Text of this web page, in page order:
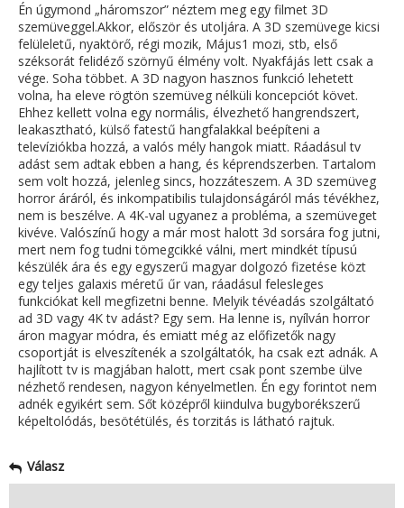
Én úgymond „háromszor” néztem meg egy filmet 3D
szemüveggel.Akkor, először és utoljára. A 3D szemüvege kicsi
felüleletű, nyaktörő, régi mozik, Május1 mozi, stb, első
széksorát felidéző szörnyű élmény volt. Nyakfájás lett csak a
vége. Soha többet. A 3D nagyon hasznos funkció lehetett
volna, ha eleve rögtön szemüveg nélküli koncepciót követ.
Ehhez kellett volna egy normális, élvezhető hangrendszert,
leakasztható, külső fatestű hangfalakkal beépíteni a
televíziókba hozzá, a valós mély hangok miatt. Ráadásul tv
adást sem adtak ebben a hang, és képrendszerben. Tartalom
sem volt hozzá, jelenleg sincs, hozzáteszem. A 3D szemüveg
horror áráról, és inkompatibilis tulajdonságáról más tévékhez,
nem is beszélve. A 4K-val ugyanez a probléma, a szemüveget
kivéve. Valószínű hogy a már most halott 3d sorsára fog jutni,
mert nem fog tudni tömegcikké válni, mert mindkét típusú
készülék ára és egy egyszerű magyar dolgozó fizetése közt
egy teljes galaxis méretű űr van, ráadásul felesleges
funkciókat kell megfizetni benne. Melyik tévéadás szolgáltató
ad 3D vagy 4K tv adást? Egy sem. Ha lenne is, nyílván horror
áron magyar módra, és emiatt még az előfizetők nagy
csoportját is elveszítenék a szolgáltatók, ha csak ezt adnák. A
hajlított tv is magjában halott, mert csak pont szembe ülve
nézhető rendesen, nagyon kényelmetlen. Én egy forintot nem
adnék egyikért sem. Sőt középről kiindulva bugyborékszerű
képeltolódás, besötétülés, és torzitás is látható rajtuk.
Válasz